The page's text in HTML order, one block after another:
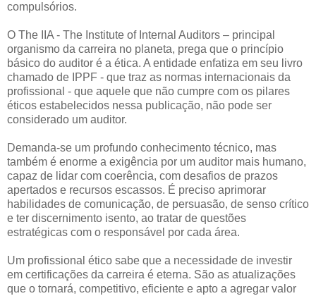
compulsórios.
O The IIA - The Institute of Internal Auditors – principal
organismo da carreira no planeta, prega que o princípio
básico do auditor é a ética. A entidade enfatiza em seu livro
chamado de IPPF - que traz as normas internacionais da
profissional - que aquele que não cumpre com os pilares
éticos estabelecidos nessa publicação, não pode ser
considerado um auditor.
Demanda-se um profundo conhecimento técnico, mas
também é enorme a exigência por um auditor mais humano,
capaz de lidar com coerência, com desafios de prazos
apertados e recursos escassos. É preciso aprimorar
habilidades de comunicação, de persuasão, de senso crítico
e ter discernimento isento, ao tratar de questões
estratégicas com o responsável por cada área.
Um profissional ético sabe que a necessidade de investir
em certificações da carreira é eterna. São as atualizações
que o tornará, competitivo, eficiente e apto a agregar valor